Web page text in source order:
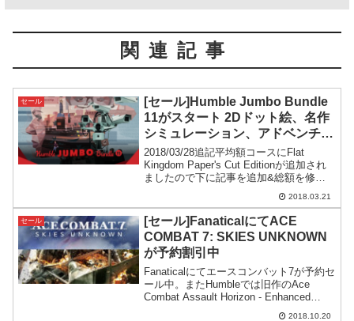
関連記事
セール
[セール]Humble Jumbo Bundle
11がスタート 2Dドット絵、名作
シミュレーション、アドベンチャ
ーあり
2018/03/28追記平均額コースにFlat
Kingdom Paper's Cut Editionが追加され
ましたので下に記事を追加&総額を修正
Humble Jumbo Bundle 11 がスタートゲ
ームをバンドルにして格安で提供して...
2018.03.21
セール
[セール]FanaticalにてACE
COMBAT 7: SKIES UNKNOWN
が予約割引中
Fanaticalにてエースコンバット7が予約セ
ール中。またHumbleでは旧作のAce
Combat Assault Horizon - Enhanced
Editionが期間限定75%OFFとなっていま
2018.10.20